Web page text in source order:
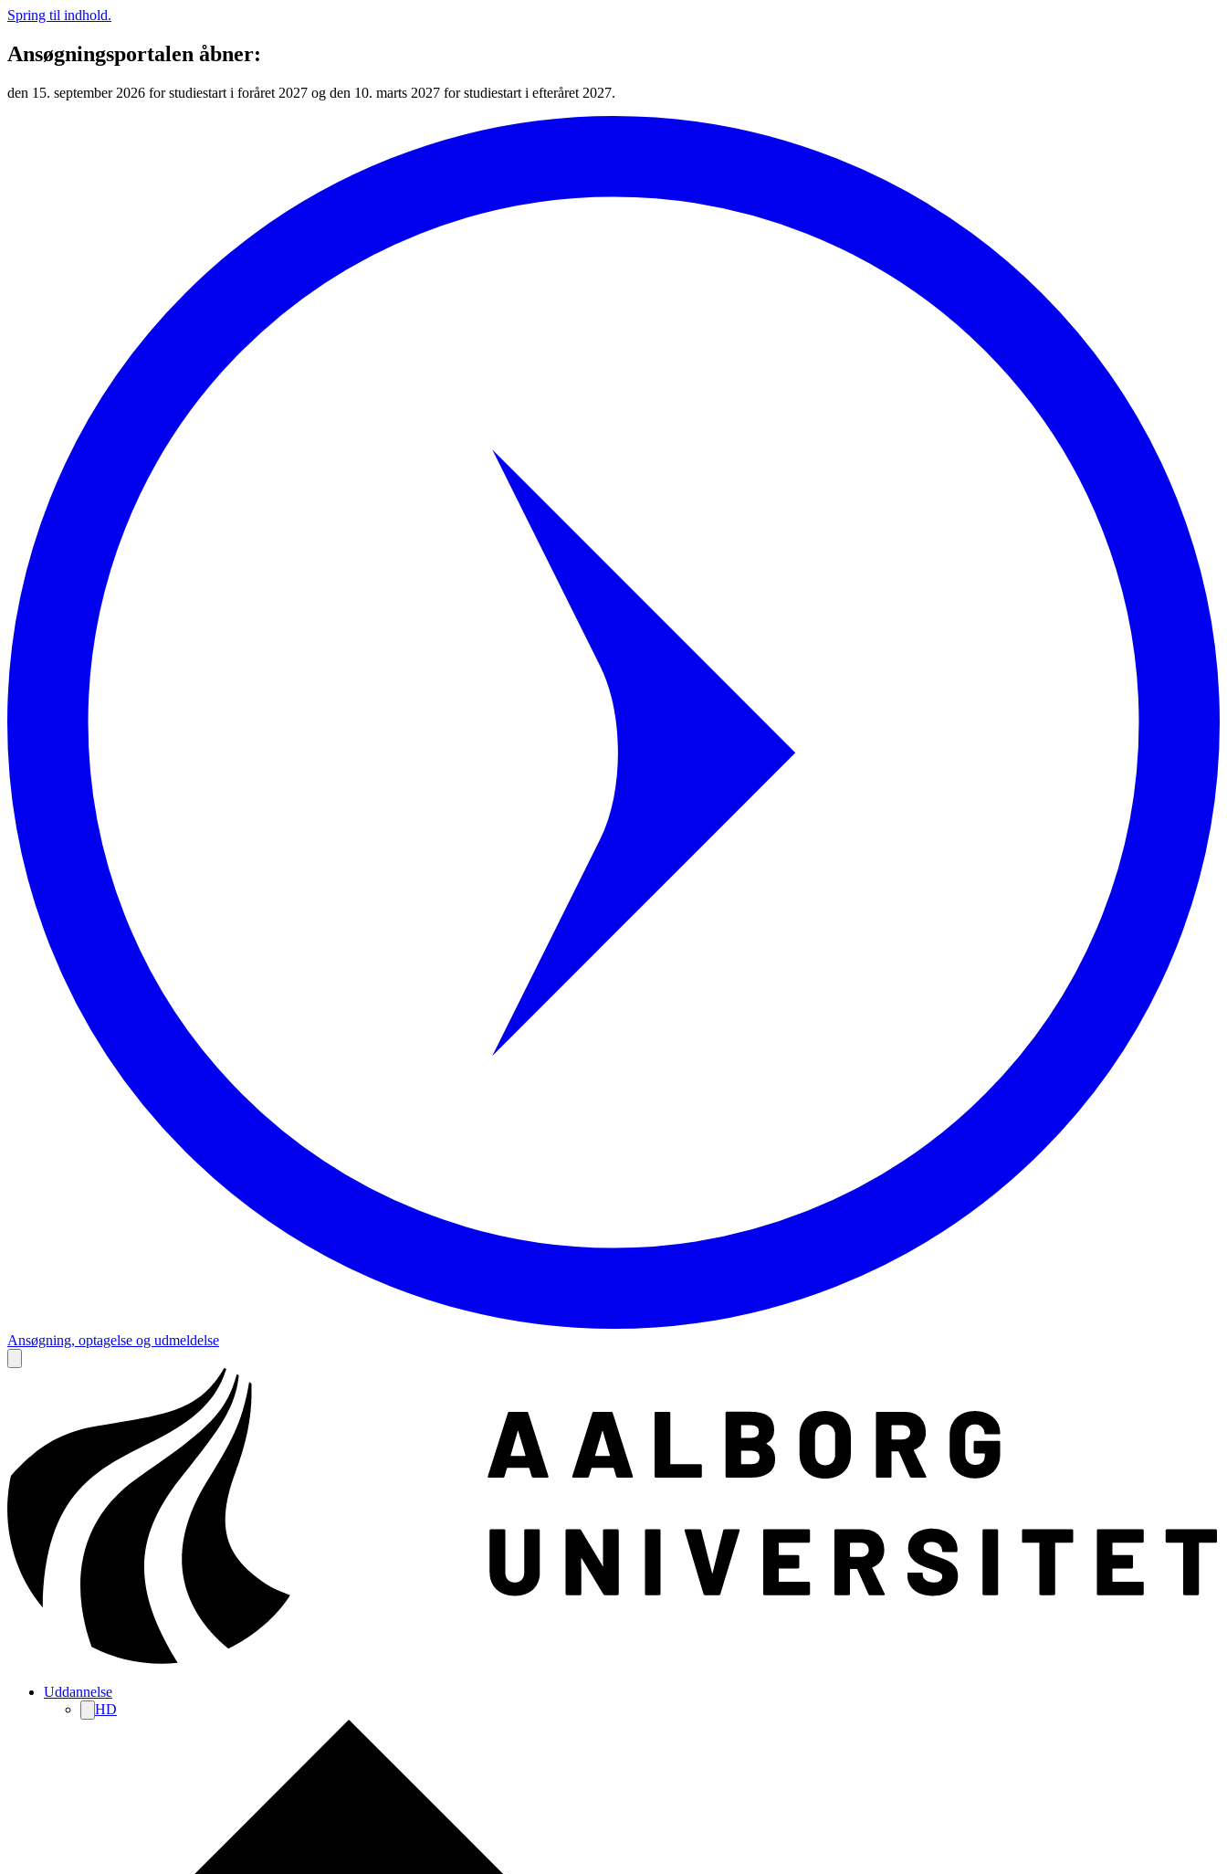
Spring til indhold.
Ansøgningsportalen åbner:
den 15. september 2026 for studiestart i foråret 2027 og den 10. marts 2027 for studiestart i efteråret 2027.
Ansøgning, optagelse og udmeldelse
Uddannelse
HD